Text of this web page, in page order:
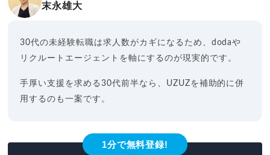
末永雄大
30代の未経験転職は求人数がカギになるため、dodaや
リクルートエージェントを軸にするのが現実的です。
手厚い支援を求める30代前半なら、UZUZを補助的に併
用するのも一案です。
1分で無料登録!